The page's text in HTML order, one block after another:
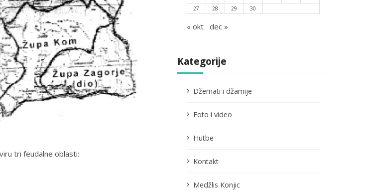
tri feudalne oblasti:
27
28 29 30
« okt dec »
Kategorije
Džemati i džamije
Foto i video
Hutbe
Kontakt
Medžlis Konjic